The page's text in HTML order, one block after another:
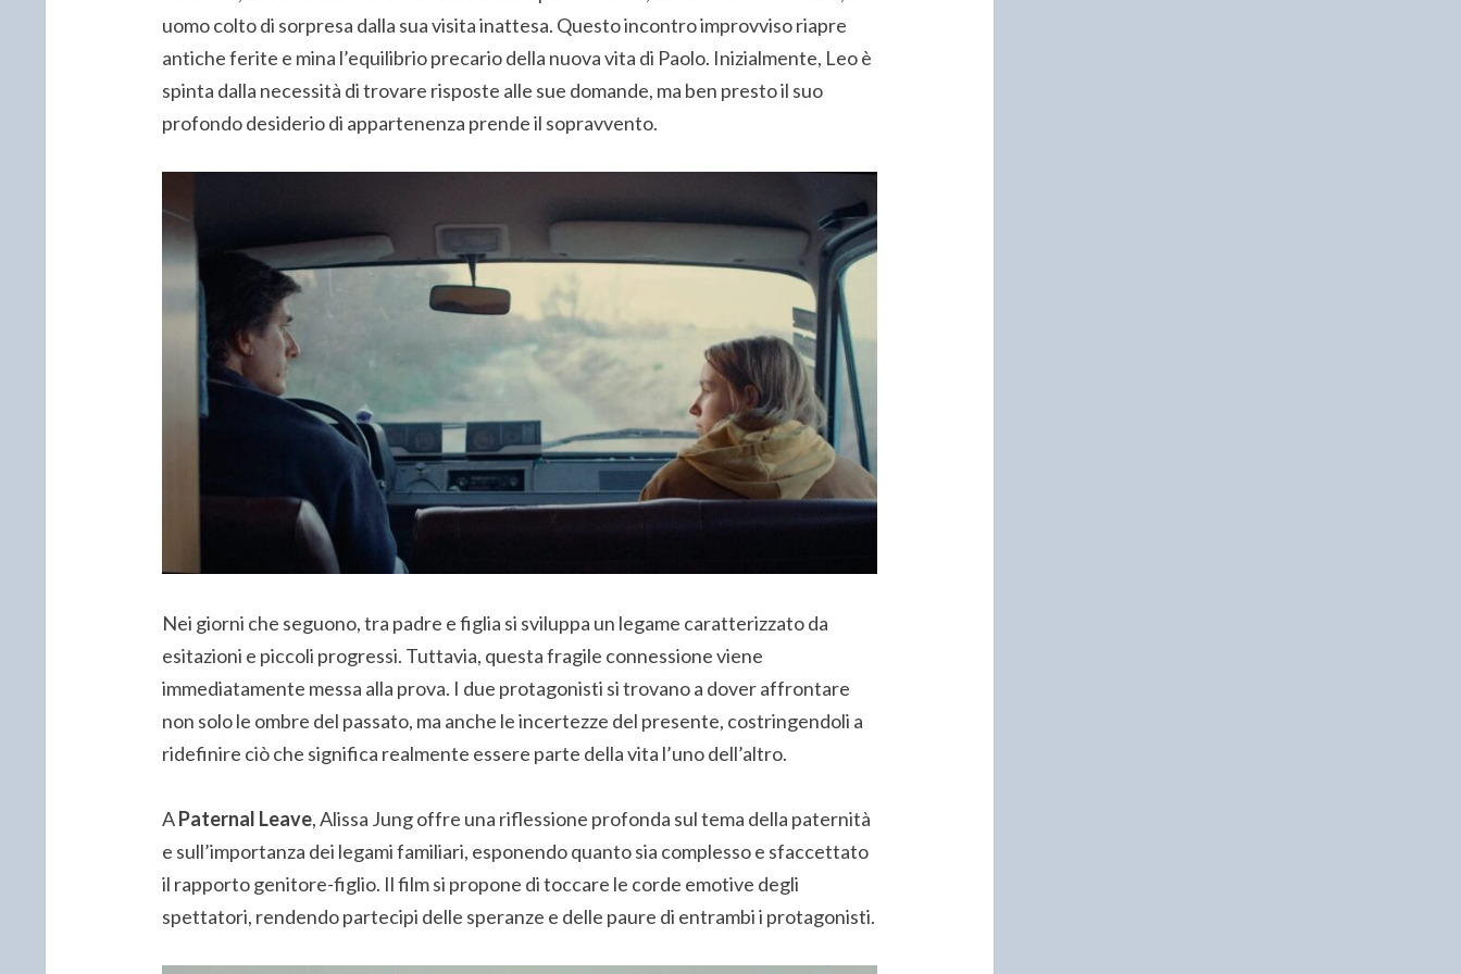
uomo colto di sorpresa dalla sua visita inattesa. Questo incontro improvviso riapre
antiche ferite e mina l’equilibrio precario della nuova vita di Paolo. Inizialmente, Leo è
spinta dalla necessità di trovare risposte alle sue domande, ma ben presto il suo
profondo desiderio di appartenenza prende il sopravvento.
Nei giorni che seguono, tra padre e figlia si sviluppa un legame caratterizzato da
esitazioni e piccoli progressi. Tuttavia, questa fragile connessione viene
immediatamente messa alla prova. I due protagonisti si trovano a dover affrontare
non solo le ombre del passato, ma anche le incertezze del presente, costringendoli a
ridefinire ciò che significa realmente essere parte della vita l’uno dell’altro.
APaternal Leave, Alissa Jung offre una riflessione profonda sul tema della paternità
e sull’importanza dei legami familiari, esponendo quanto sia complesso e sfaccettato
il rapporto genitore-figlio. Il film si propone di toccare le corde emotive degli
spettatori, rendendo partecipi delle speranze e delle paure di entrambi i protagonisti.